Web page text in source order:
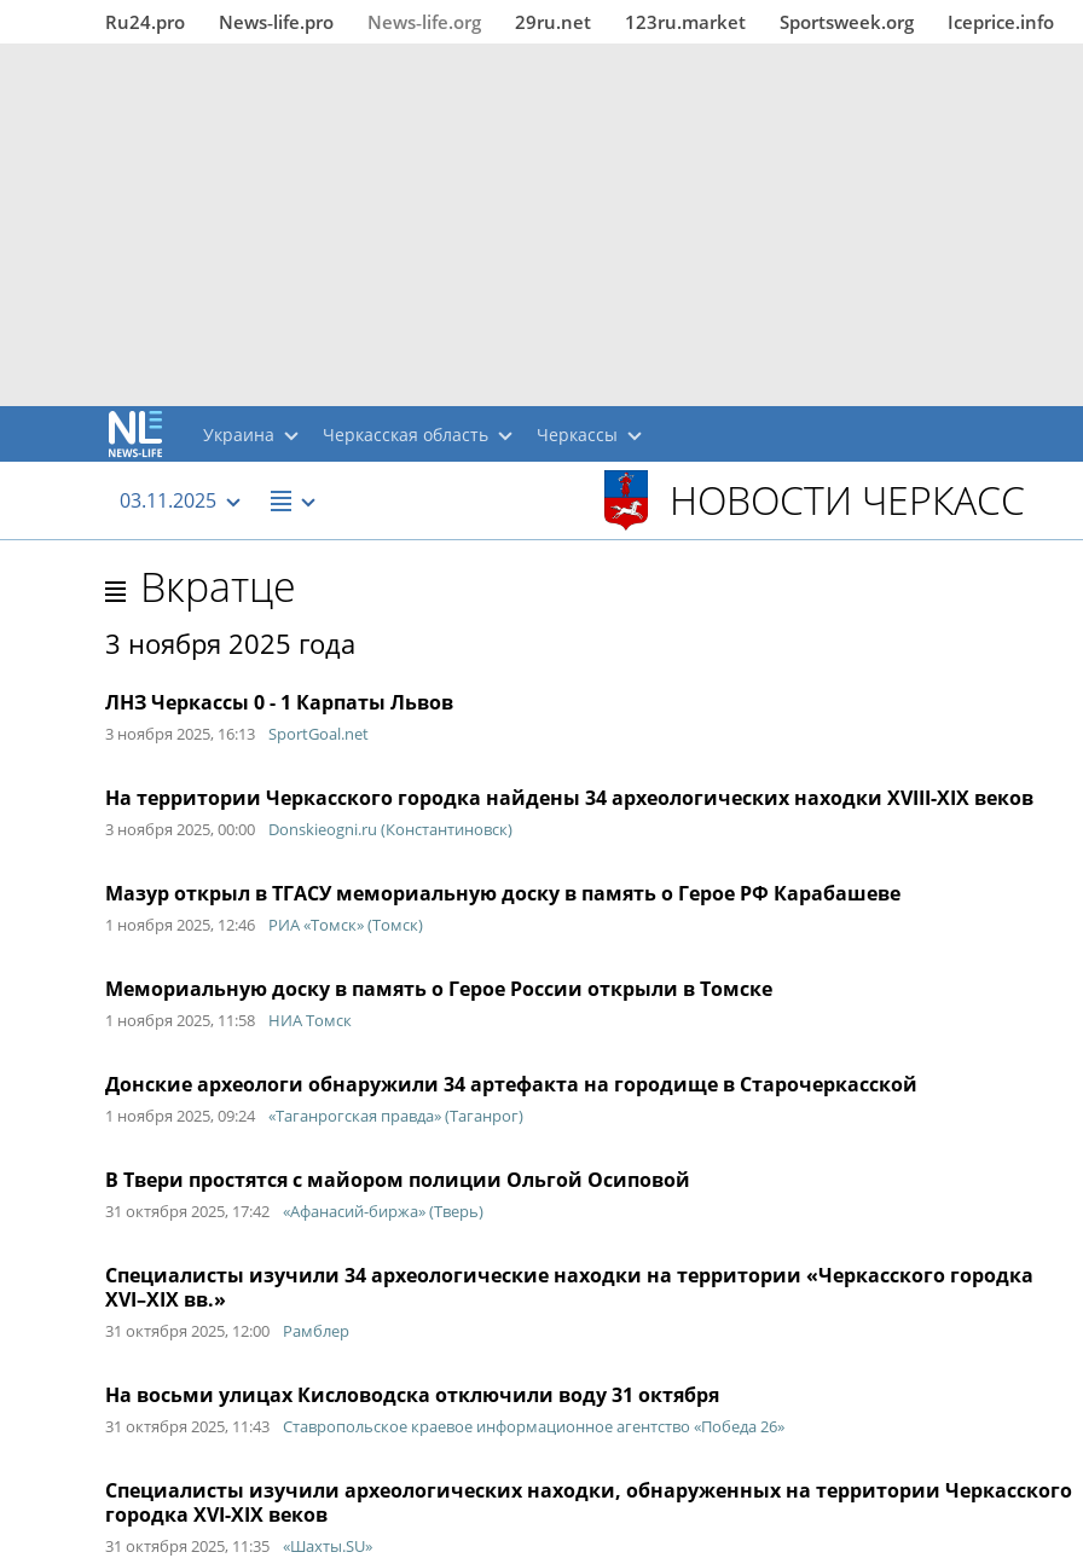
Ru24.pro News‑life.pro News‑life.org 29ru.net 123ru.market Sportsweek.org Iceprice.info
Украина Черкасская область Черкассы
03.11.2025 НОВОСТИ ЧЕРКАСС
Вкратце
3 ноября 2025 года
ЛНЗ Черкассы 0 - 1 Карпаты Львов
3 ноября 2025, 16:13 SportGoal.net
На территории Черкасского городка найдены 34 археологических находки XVIII-XIX веков
3 ноября 2025, 00:00 Donskieogni.ru (Константиновск)
Мазур открыл в ТГАСУ мемориальную доску в память о Герое РФ Карабашеве
1 ноября 2025, 12:46 РИА «Томск» (Томск)
Мемориальную доску в память о Герое России открыли в Томске
1 ноября 2025, 11:58 НИА Томск
Донские археологи обнаружили 34 артефакта на городище в Старочеркасской
1 ноября 2025, 09:24 «Таганрогская правда» (Таганрог)
В Твери простятся с майором полиции Ольгой Осиповой
31 октября 2025, 17:42 «Афанасий-биржа» (Тверь)
Специалисты изучили 34 археологические находки на территории «Черкасского городка
XVI–XIX вв.»
31 октября 2025, 12:00 Рамблер
На восьми улицах Кисловодска отключили воду 31 октября
31 октября 2025, 11:43 Ставропольское краевое информационное агентство «Победа 26»
Специалисты изучили археологических находки, обнаруженных на территории Черкасского
городка XVI-XIX веков
31 октября 2025, 11:35 «Шахты.SU»